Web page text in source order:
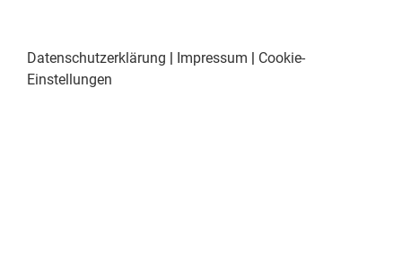
Datenschutzerklärung Impressum
Cookie-
Einstellungen